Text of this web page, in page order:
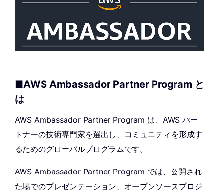
■AWS Ambassador Partner Program と
は
AWS Ambassador Partner Program は、AWS パー
トナーの技術専門家を選出し、コミュニティを形成す
るためのグローバルプログラムです。
AWS Ambassador Partner Program では、公開され
た場でのプレゼンテーション、オープンソースプロジ